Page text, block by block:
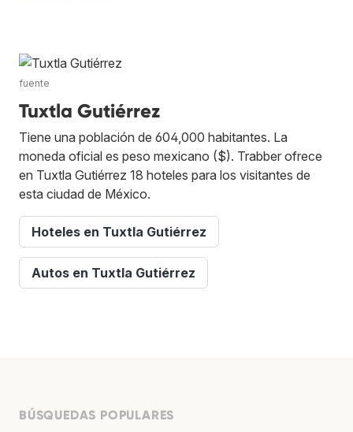
fuente
Tuxtla Gutiérrez
Tiene una población de 604,000 habitantes. La
moneda oficial es peso mexicano ($). Trabber ofrece
en Tuxtla Gutiérrez 18 hoteles para los visitantes de
esta ciudad de México.
Hoteles en Tuxtla Gutiérrez
Autos en Tuxtla Gutiérrez
BÚSQUEDAS POPULARES